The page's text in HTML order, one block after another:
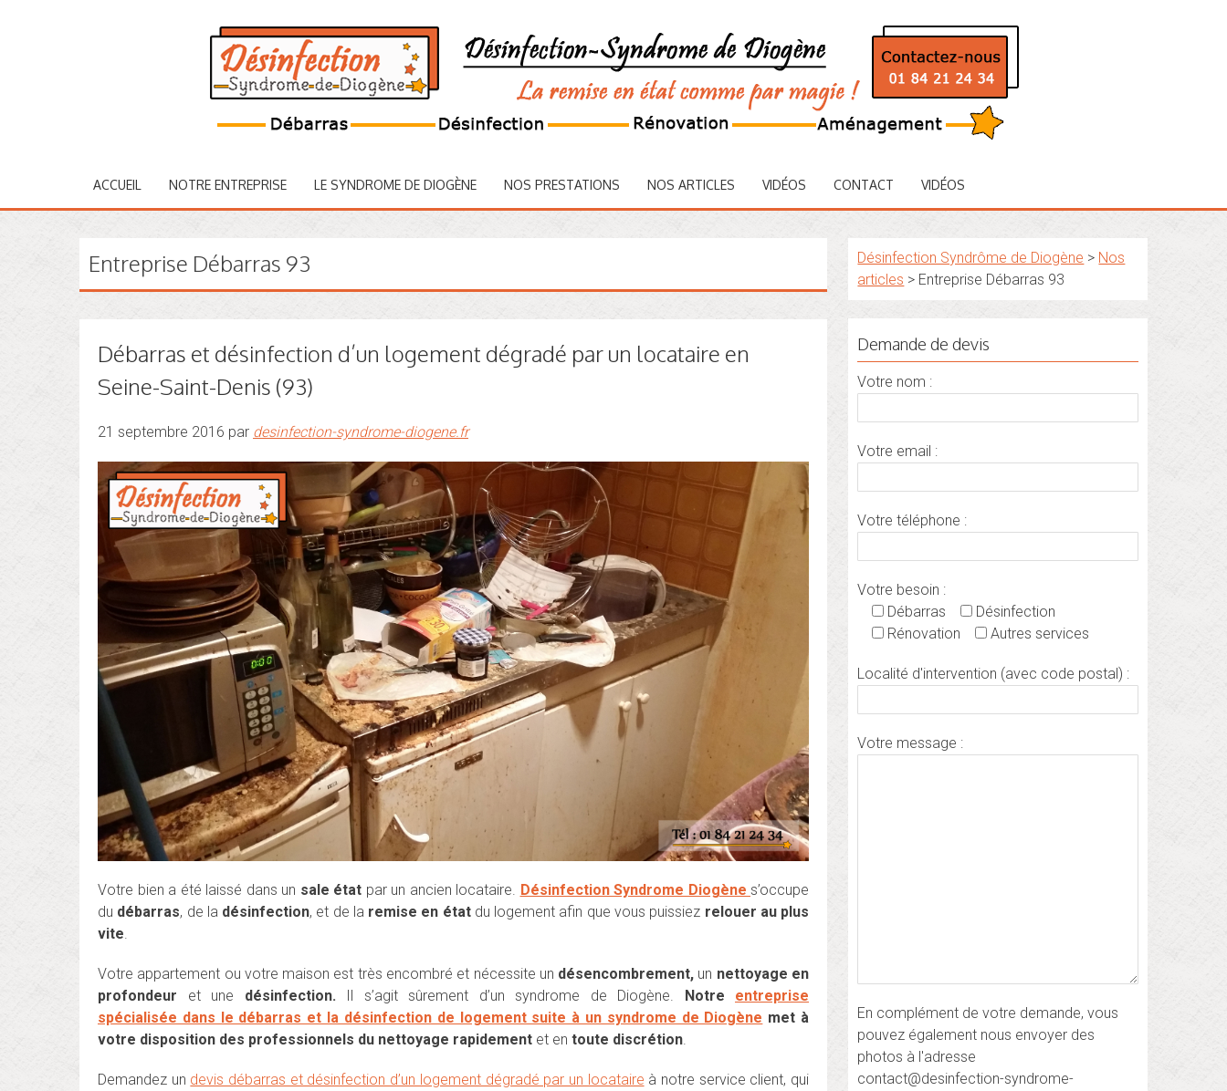
ACCUEIL NOTRE ENTREPRISE LE SYNDROME DE DIOGÈNE NOS PRESTATIONS NOS ARTICLES VIDÉOS CONTACT VIDÉOS
Entreprise Débarras 93
Débarras et désinfection d’un logement dégradé par un locataire en
Seine-Saint-Denis (93)
21 septembre 2016 par desinfection-syndrome-diogene.fr
Votre bien a été laissé dans un sale état par un ancien locataire. Désinfection Syndrome Diogène s’occupe
du débarras, de la désinfection, et de la remise en étatdu logement afin que vous puissiez relouer au plus
vite.
Votre appartement ou votre maison est très encombré et nécessite un désencombrement, un nettoyage en
profondeur et une désinfection. Il s’agit sûrement d’un syndrome de Diogène. Notre entreprise
spécialisée dans le débarras et la désinfection de logement suite à un syndrome de Diogène met à
votre disposition des professionnels du nettoyage rapidement et en toute discrétion.
Demandez un devis débarras et désinfection d’un logement dégradé par un locataire à notre service client, qui
Désinfection Syndrôme de Diogène > Nos
articles > Entreprise Débarras 93
Demande de devis
Votre nom :
Votre email :
Votre téléphone :
Votre besoin :
Débarras
Désinfection
Rénovation
Autres services
Localité d'intervention (avec code postal) :
Votre message :
En complément de votre demande, vous
pouvez également nous envoyer des
photos à l'adresse
contact@desinfection-syndrome-